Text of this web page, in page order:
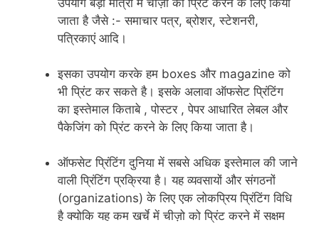
जाता है जैसे :- समाचार पत्र, ब्रोशर, स्टेशनरी,
पत्रिकाएं आदि।
इसका उपयोग करके हम boxes और magazine को
भी प्रिंट कर सकते है। इसके अलावा ऑफसेट प्रिंटिंग
का इस्तेमाल किताबे , पोस्टर , पेपर आधारित लेबल और
पैकेजिंग को प्रिंट करने के लिए किया जाता है।
ऑफसेट प्रिंटिंग दुनिया में सबसे अधिक इस्तेमाल की जाने
वाली प्रिंटिंग प्रक्रिया है। यह व्यवसायों और संगठनों
(organizations) के लिए एक लोकप्रिय प्रिंटिंग विधि
है क्योकि यह कम खर्चे में चीज़ो को प्रिंट करने में सक्षम